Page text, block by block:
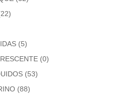
(5)
(0)
(53)
(88)